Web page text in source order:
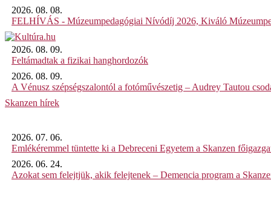
2026. 08. 08.
FELHÍVÁS - Múzeumpedagógiai Nívódíj 2026, Kiváló
2026. 08. 09.
Feltámadtak a fizikai hanghordozók
2026. 08. 09.
A Vénusz szépségszalontól a fotóművészetig – Audrey Tautou
Skanzen hírek
2026. 07. 06.
Emlékéremmel tüntette ki a Debreceni Egyetem a Skanzen
2026. 06. 24.
Azokat sem felejtjük, akik felejtenek – Demencia program a